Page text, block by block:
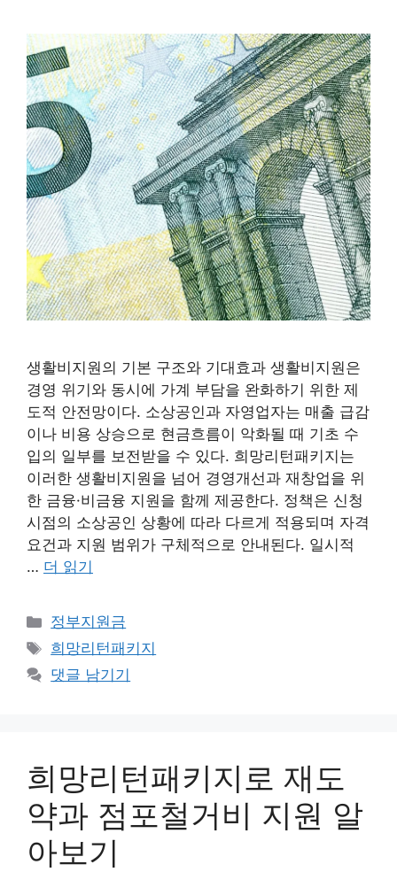
생활비지원의 기본 구조와 기대효과 생활비지원은
경영 위기와 동시에 가계 부담을 완화하기 위한 제
도적 안전망이다. 소상공인과 자영업자는 매출 급감
이나 비용 상승으로 현금흐름이 악화될 때 기초 수
입의 일부를 보전받을 수 있다. 희망리턴패키지는
이러한 생활비지원을 넘어 경영개선과 재창업을 위
한 금융·비금융 지원을 함께 제공한다. 정책은 신청
시점의 소상공인 상황에 따라 다르게 적용되며 자격
요건과 지원 범위가 구체적으로 안내된다. 일시적
… 더 읽기
카
테
리
정부지원금
태
그
희망리턴패키지
댓글 남기기
희망리턴패키지로 재도
약과 점포철거비 지원 알
아보기